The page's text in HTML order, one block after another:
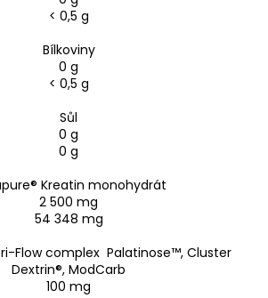
< 0,5 g
Bílkoviny
0 g
< 0,5 g
Sůl
0 g
0 g
Kreatin monohydrát
2 500 mg
54 348 mg
Flow complex Palatinose™, Cluster
Dextrin®, ModCarb
100 mg